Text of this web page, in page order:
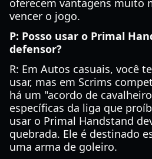
oferecem vantagens muito
vencer o jogo.
P: Posso usar o Primal
defensor?
R: Em Autos casuais, você
usar, mas em Scrims
há um "acordo de
específicas da liga que
usar o Primal Handstand
quebrada. Ele é destinado
uma arma de goleiro.